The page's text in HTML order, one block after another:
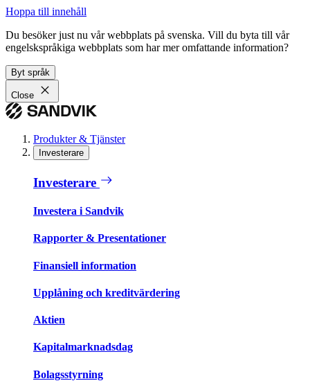
Hoppa till innehåll
Du besöker just nu vår webbplats på svenska. Vill du byta till vår
engelskspråkiga webbplats som har mer omfattande information?
Byt språk
Close
Produkter & Tjänster
Investerare
Investerare
Investera i Sandvik
Rapporter & Presentationer
Finansiell information
Upplåning och kreditvärdering
Aktien
Kapitalmarknadsdag
Bolagsstyrning